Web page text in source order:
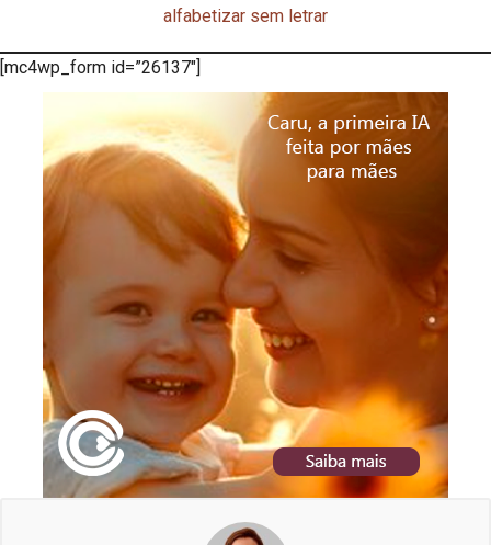
alfabetizar sem letrar
[mc4wp_form id=”26137″]